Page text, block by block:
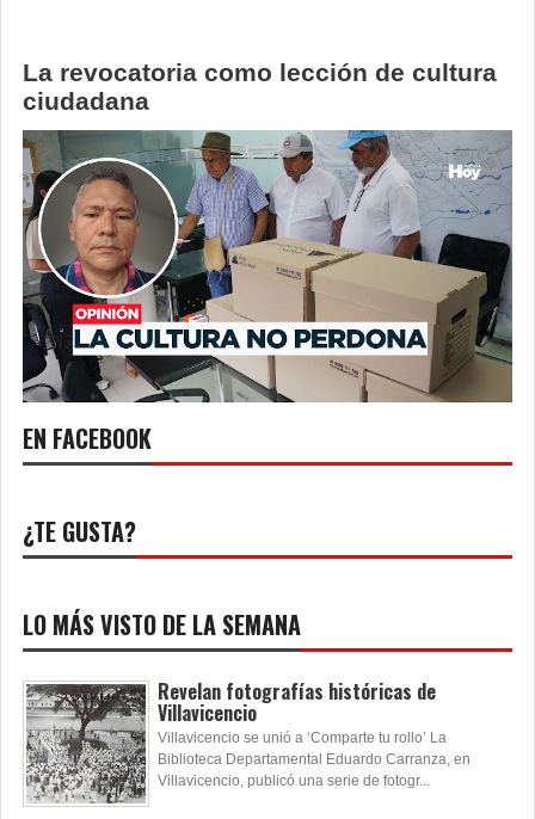
La revocatoria como lección de cultura
ciudadana
EN FACEBOOK
¿TE GUSTA?
LO MÁS VISTO DE LA SEMANA
Revelan fotografías históricas de
Villavicencio
Villavicencio se unió a ‘Comparte tu rollo’ La
Biblioteca Departamental Eduardo Carranza, en
Villavicencio, publicó una serie de fotogr...